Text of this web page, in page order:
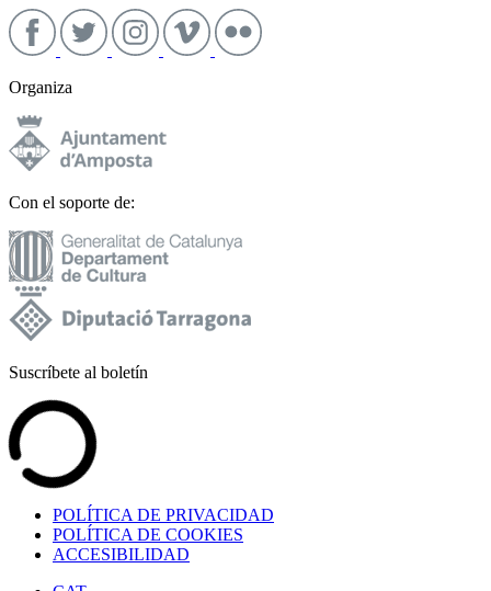
Organiza
Con el soporte de:
Suscríbete al boletín
POLÍTICA DE PRIVACIDAD
POLÍTICA DE COOKIES
ACCESIBILIDAD